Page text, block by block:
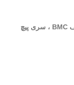
اقلام همراه شامل : شارژر ، باتری ، کیف BMC ، سری پیچ